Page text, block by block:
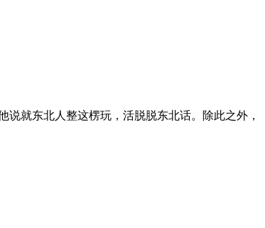
就东北人整这楞玩，活脱脱东北话。除此之外，